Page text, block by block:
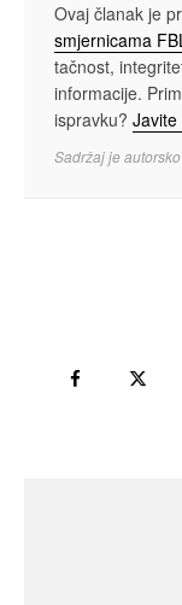
Ovaj članak je
smjernicama
tačnost,
informacije.
ispravku?
Sadržaj je